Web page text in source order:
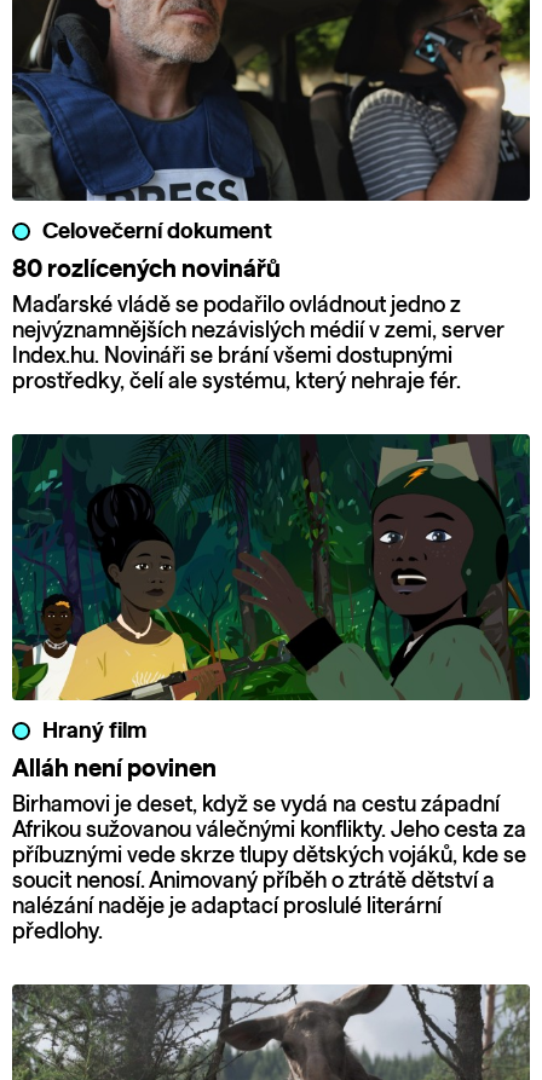
Celovečerní dokument
80 rozlícených novinářů
Maďarské vládě se podařilo ovládnout jedno z
nejvýznamnějších nezávislých médií v zemi, server
Index.hu. Novináři se brání všemi dostupnými
prostředky, čelí ale systému, který nehraje fér.
Hraný film
Alláh není povinen
Birhamovi je deset, když se vydá na cestu západní
Afrikou sužovanou válečnými konflikty. Jeho cesta za
příbuznými vede skrze tlupy dětských vojáků, kde se
soucit nenosí. Animovaný příběh o ztrátě dětství a
nalézání naděje je adaptací proslulé literární
předlohy.